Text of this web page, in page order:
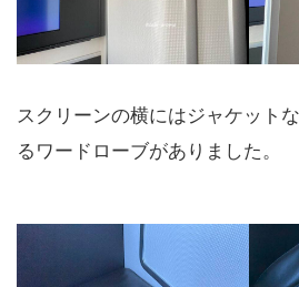
スクリーンの横にはジャケット
るワードローブがありました。